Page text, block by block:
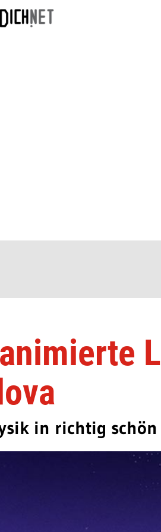
in richtig schön